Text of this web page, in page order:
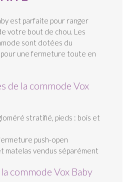
est parfaite pour ranger
votre bout de chou. Les
sont dotées du
pour une fermeture toute en
de la commode Vox
stratifié, pieds : bois et
push-open
matelas vendus séparément
commode Vox Baby